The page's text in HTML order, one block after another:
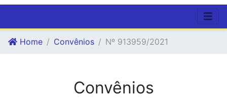
Home Convênios Nº 913959/2021
Convênios